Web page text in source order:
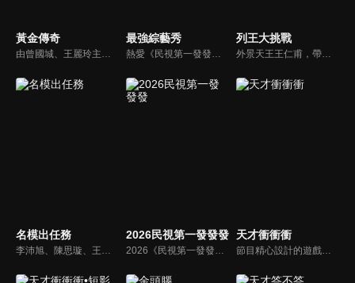
黃金傳奇 最強綜藝秀 列王大挑戰
外景天王王仁甫，帶領初出茅廬、外景界新鮮人的陳漢典攜手主持，兩人各自率領自稱膽大包天的列王藝人團，在節目中相互挑戰對方害怕的極限，集結恐懼、互整、爆笑等綜藝效果，讓觀眾看看藝人們最野生的真情流露！
名模出任務
李沛旭、陳思璇、王尹平、杜詩梅與大愷等人，卸下名模華麗外表、包袱，全力闖關！全台灣顏值最高的外景實境真人秀節目，名模們又會激盪什麼逗趣爆笑的場面呢？
2026民視第一發發發
2026《民視第一發發發》由陳美鳳、白冰冰、陽帆、侯怡君、阿翔、白家綺、賴慧如、籃籃以及郭忠祐擔任主持人，集結百位豪華陣容向觀眾拜年。節目分成四大段：百人大開場「馬年吉祥迎新春」、歌舞單元「躍馬揚鞭慶豐年」、明星運動會「馬到成功萬象新」、益智遊戲的「萬馬奔騰慶團圓」。
天才衝衝衝
節目精心設計的遊戲內容，包括深受觀眾喜愛並且火紅於各大專院校的【TEMPO系列】，考驗藝人用肢體表達能力以及聯想能力的【你是WORD演】、【會演是英雄】，考驗英文程度的【EAR傳耳ABC】，超簡單、超爆笑的【看你怎麼說】，以及考驗藝人反應、機智以及隊友默契的【不可能的默契】等單元，逗趣又爆笑！